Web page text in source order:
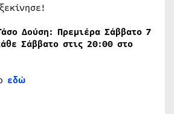
Δούση: Πρεμιέρα Σάββατο 7
Σάββατο στις 20:00 στο
εδώ